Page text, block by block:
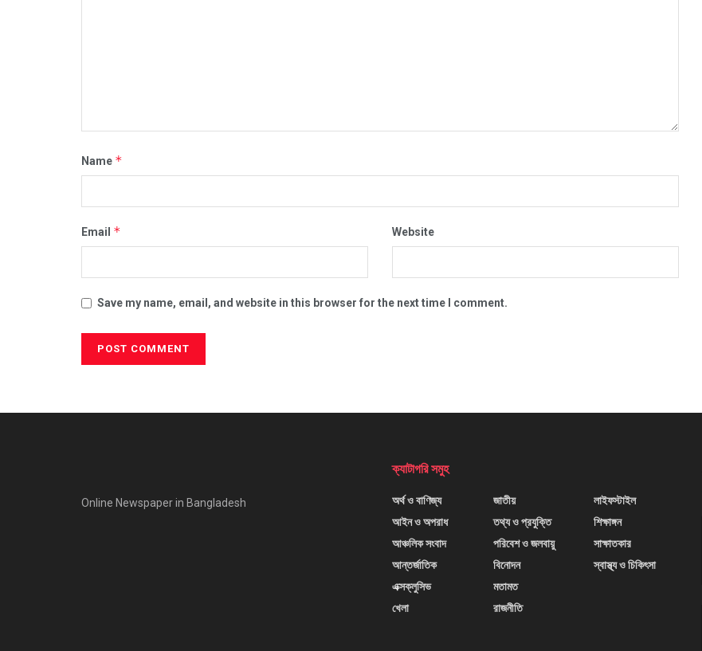
Name *
Email * Website
Save my name, email, and website in this browser for the next time I comment.
Online Newspaper in Bangladesh
ক্যাটাগরি সমুহ
অর্থ ও বাণিজ্য
আইন ও অপরাধ
আঞ্চলিক সংবাদ
আন্তর্জাতিক
এক্সক্লুসিভ
খেলা
জাতীয়
তথ্য ও প্রযুক্তি
পরিবেশ ও জলবায়ু
বিনোদন
মতামত
রাজনীতি
লাইফস্টাইল
শিক্ষাঙ্গন
সাক্ষাতকার
স্বাস্থ্য ও চিকিৎসা